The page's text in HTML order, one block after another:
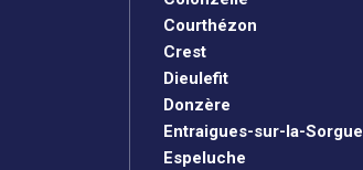
Courthézon
Crest
Dieulefit
Donzère
Entraigues-sur-la-Sorgue
Espeluche